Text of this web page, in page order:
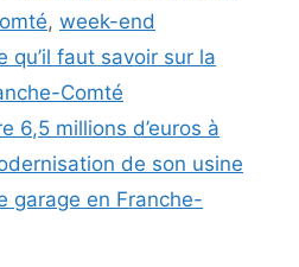
, week-end
qu’il faut savoir sur la
Comté
6,5 millions d’euros à
de son usine
garage en Franche-